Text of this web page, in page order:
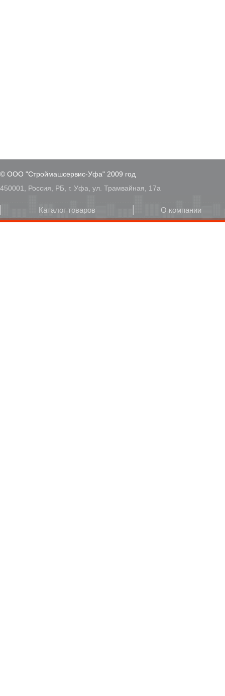
© ООО "Строймашсервис-Уфа" 2009 год
450001, Россия, РБ, г. Уфа, ул. Трамвайная, 17а
Каталог товаров О компании